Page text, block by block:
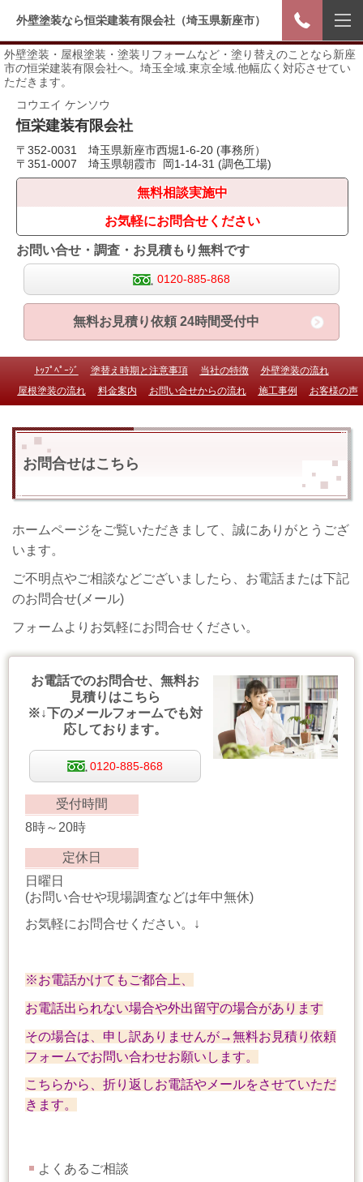
外壁塗装なら恒栄建装有限会社（埼玉県新座市）
外壁塗装・屋根塗装・塗装リフォームなど・塗り替えのことなら新座
市の恒栄建装有限会社へ。埼玉全域.東京全域.他幅広く対応させてい
ただきます。
コウエイ ケンソウ
恒栄建装有限会社
〒352-0031 埼玉県新座市西堀1-6-20 (事務所）
〒351-0007 埼玉県朝霞市 岡1-14-31 (調色工場)
無料相談実施中
お気軽にお問合せください
お問い合せ・調査・お見積もり無料です
0120-885-868
無料お見積り依頼 24時間受付中
ﾄｯﾌﾟﾍﾟｰｼﾞ 塗替え時期と注意事項 当社の特徴
外壁塗装の流れ
屋根塗装の流れ
料金案内 お問い合せからの流れ 施工事例 お客様の声
お問合せはこちら
ホームページをご覧いただきまして、誠にありがとうござ
います。
ご不明点やご相談などございましたら、お電話または下記
のお問合せ(メール)
フォームよりお気軽にお問合せください。
お電話でのお問合せ、無料お
見積りはこちら
※↓下のメールフォームでも対
応しております。
0120-885-868
受付時間
8時～20時
定休日
日曜日
(お問い合せや現場調査などは年中無休)
お気軽にお問合せください。↓
※お電話かけてもご都合上、
お電話出られない場合や外出留守の場合があります
その場合は、申し訳ありませんが→無料お見積り依頼
フォームでお問い合わせお願いします。
こちらから、折り返しお電話やメールをさせていただ
きます。
よくあるご相談